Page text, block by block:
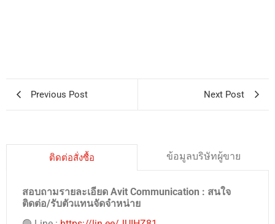
Previous Post Next Post
ติดต่อสั่งซื้อ ข้อมูลบริษัทผู้ขาย
สอบถามรายละเอียด Avit Communication : สนใจ
ติดต่อ/รับตัวแทนจัดจำหน่าย